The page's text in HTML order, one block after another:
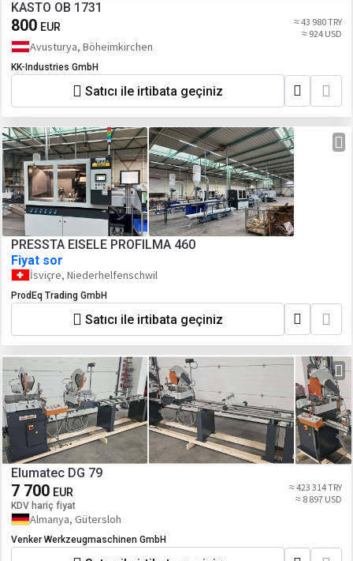
KASTO OB 1731
800 EUR
≈ 43 980 TRY
≈ 924 USD
Avusturya, Böheimkirchen
KK-Industries GmbH
Satıcı ile irtibata geçiniz
PRESSTA EISELE PROFILMA 460
Fiyat sor
İsviçre, Niederhelfenschwil
ProdEq Trading GmbH
Satıcı ile irtibata geçiniz
Elumatec DG 79
7 700 EUR
KDV hariç fiyat
≈ 423 314 TRY
≈ 8 897 USD
Almanya, Gütersloh
Venker Werkzeugmaschinen GmbH